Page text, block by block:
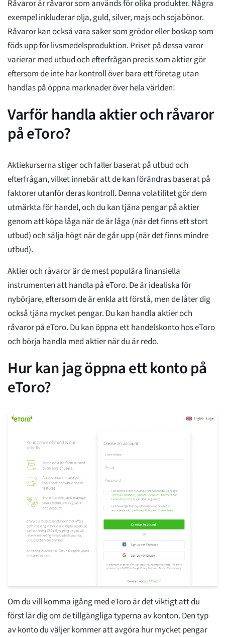
Råvaror är råvaror som används för olika produkter. Några
exempel inkluderar olja, guld, silver, majs och sojabönor.
Råvaror kan också vara saker som grödor eller boskap som
föds upp för livsmedelsproduktion. Priset på dessa varor
varierar med utbud och efterfrågan precis som aktier gör
eftersom de inte har kontroll över bara ett företag utan
handlas på öppna marknader över hela världen!
Varför handla aktier och råvaror
på eToro?
Aktiekurserna stiger och faller baserat på utbud och
efterfrågan, vilket innebär att de kan förändras baserat på
faktorer utanför deras kontroll. Denna volatilitet gör dem
utmärkta för handel, och du kan tjäna pengar på aktier
genom att köpa låga när de är låga (när det finns ett stort
utbud) och sälja högt när de går upp (när det finns mindre
utbud).
Aktier och råvaror är de mest populära finansiella
instrumenten att handla på eToro. De är idealiska för
nybörjare, eftersom de är enkla att förstå, men de låter dig
också tjäna mycket pengar. Du kan handla aktier och
råvaror på eToro. Du kan öppna ett handelskonto hos eToro
och börja handla med aktier när du är redo.
Hur kan jag öppna ett konto på
eToro?
Om du vill komma igång med eToro är det viktigt att du
först lär dig om de tillgängliga typerna av konton. Den typ
av konto du väljer kommer att avgöra hur mycket pengar